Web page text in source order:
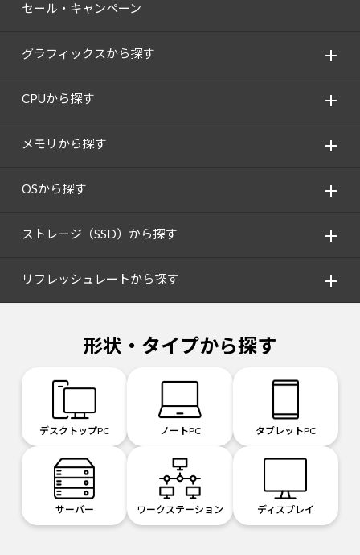
セール・キャンペーン
グラフィックスから探す
CPUから探す
メモリから探す
OSから探す
ストレージ（SSD）から探す
リフレッシュレートから探す
形状・タイプから探す
デスクトップPC ノートPC タブレットPC
サーバー ワークステーション ディスプレイ